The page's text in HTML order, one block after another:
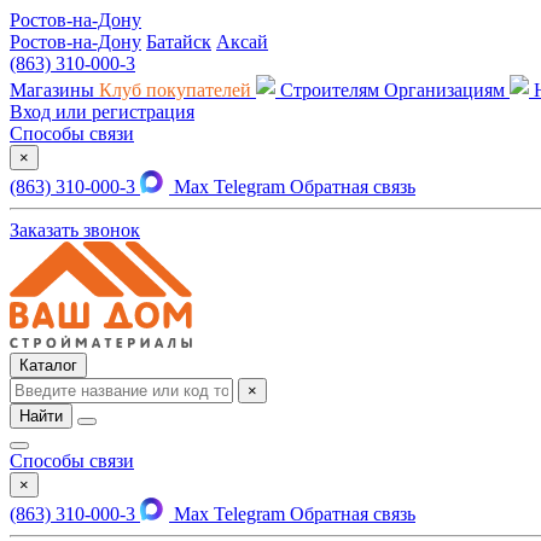
Ростов-на-Дону
Ростов-на-Дону Батайск Аксай
(863) 310-000-3
Магазины Клуб покупателей Строителям Организациям
Вход или регистрация
Способы связи
×
(863) 310-000-3 Max Telegram Обратная связь
Заказать звонок
Каталог
×
Найти
Способы связи
×
(863) 310-000-3 Max Telegram Обратная связь